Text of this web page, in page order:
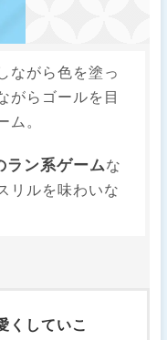
ながら色を塗っ
がらゴールを目
ム。
ラン系ゲームな
リルを味わいな
くしていこ